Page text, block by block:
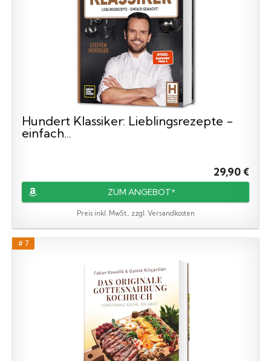
Hundert Klassiker: Lieblingsrezepte -
einfach...
29,90 €
ZUM ANGEBOT*
Preis inkl. MwSt., zzgl. Versandkosten
# 7